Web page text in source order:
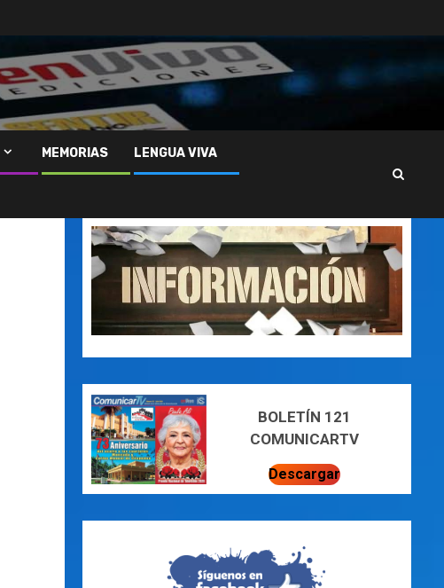
MEMORIAS LENGUA VIVA
BOLETÍN 121
COMUNICARTV
Descargar